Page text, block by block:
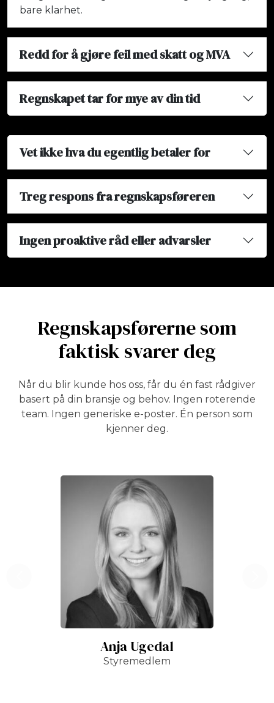
bare klarhet.
Redd for å gjøre feil med skatt og MVA
Regnskapet tar for mye av din tid
Vet ikke hva du egentlig betaler for
Treg respons fra regnskapsføreren
Ingen proaktive råd eller advarsler
Regnskapsførerne som
faktisk svarer deg
Når du blir kunde hos oss, får du én fast rådgiver
basert på din bransje og behov. Ingen roterende
team. Ingen generiske e-poster. Én person som
kjenner deg.
Hanne Gjendem
Regnskapsfører